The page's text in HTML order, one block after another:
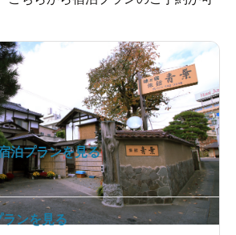
泊プランを見る
ランを見る